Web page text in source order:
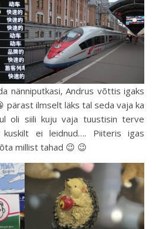
nänniputkasi, Andrus võttis igaks
pärast ilmselt läks tal seda vaja ka
oli siili kuju vaja tuustisin terve
ei leidnud…. Piiteris igas
millist tahad 😉 😉